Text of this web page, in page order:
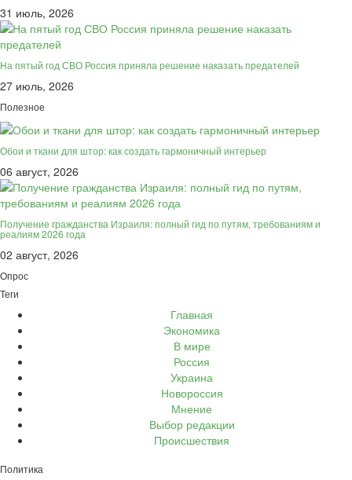
31 июль, 2026
На пятый год СВО Россия приняла решение наказать предателей
27 июль, 2026
Полезное
Обои и ткани для штор: как создать гармоничный интерьер
06 август, 2026
Получение гражданства Израиля: полный гид по путям, требованиям и
реалиям 2026 года
02 август, 2026
Опрос
Теги
Главная
Экономика
В мире
Россия
Украина
Новороссия
Мнение
Выбор редакции
Происшествия
Политика